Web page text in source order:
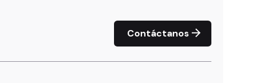
Contáctanos